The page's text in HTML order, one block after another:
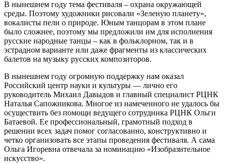
В нынешнем году тема фестиваля – охрана окружающей
среды. Поэтому художники рисовали «Зеленую планету»,
вокалисты пели о природе. Юным танцорам в этом плане
было сложнее, поэтому мы предложили им для исполнения
русские народные танцы – как в фольклорном, так и в
эстрадном варианте или даже фрагменты из классических
балетов на музыку русских композиторов.
В нынешнем году огромную поддержку нам оказал
Российский центр науки и культуры — лично его
руководитель Михаил Давыдов и главный специалист РЦНК
Наталья Сапожникова. Многое из намеченного не удалось бы
осуществить без помощи ведущего сотрудника РЦНК Ольги
Батаевой. Ее профессиональный, грамотный подход в
решении всех задач помог согласованно, конструктивно и
четко организовать все этапы проведения фестиваля. А сама
Ольга Игоревна отвечала за номинацию «Изобразительное
искусство».